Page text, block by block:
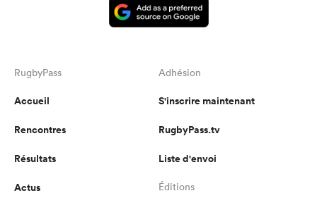
RugbyPass
Accueil
Rencontres
Résultats
Actus
Adhésion
S'inscrire maintenant
RugbyPass.tv
Liste d'envoi
Éditions